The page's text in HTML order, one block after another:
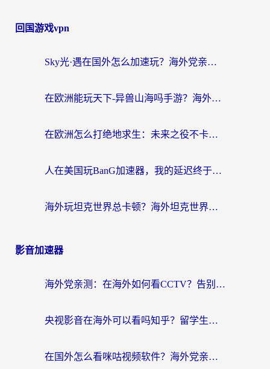
回国游戏vpn
Sky光·遇在国外怎么加速玩？海外党亲测有效的国服游戏加速指南
在欧洲能玩天下-异兽山海吗手游？海外玩家的加速器生存指南
在欧洲怎么打绝地求生：未来之役不卡？留学生亲测的加速器避坑指南
人在美国玩BanG加速器，我的延迟终于绿了
海外玩坦克世界总卡顿？海外坦克世界加速器有哪些？实测好用的选择在这里
影音加速器
海外党亲测：在海外如何看CCTV？告别“仅限大陆播放”的实用指南
央视影音在海外可以看吗知乎？留学生亲测：3步解决地域限制+追剧自由
在国外怎么看咪咕视频软件？海外党亲测有效的回国加速方案